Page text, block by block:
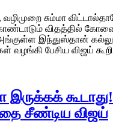
வழிமுறை சும்மா
விதத்தில்
இந்துஸ்தான்
வழங்கி பேசிய விஜய்
இருக்கக்
சீண்டிய விஜய்